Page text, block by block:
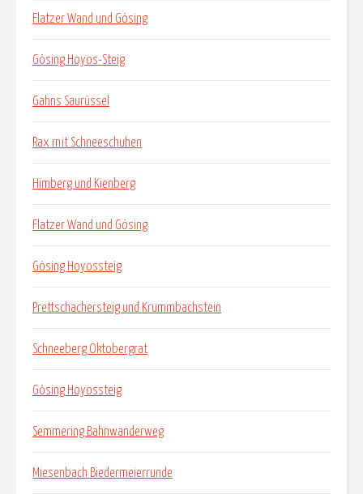
Flatzer Wand und Gösing
Gösing Hoyos-Steig
Gahns Saurüssel
Rax mit Schneeschuhen
Himberg und Kienberg
Flatzer Wand und Gösing
Gösing Hoyossteig
Prettschachersteig und Krummbachstein
Schneeberg Oktobergrat
Gösing Hoyossteig
Semmering Bahnwanderweg
Miesenbach Biedermeierrunde